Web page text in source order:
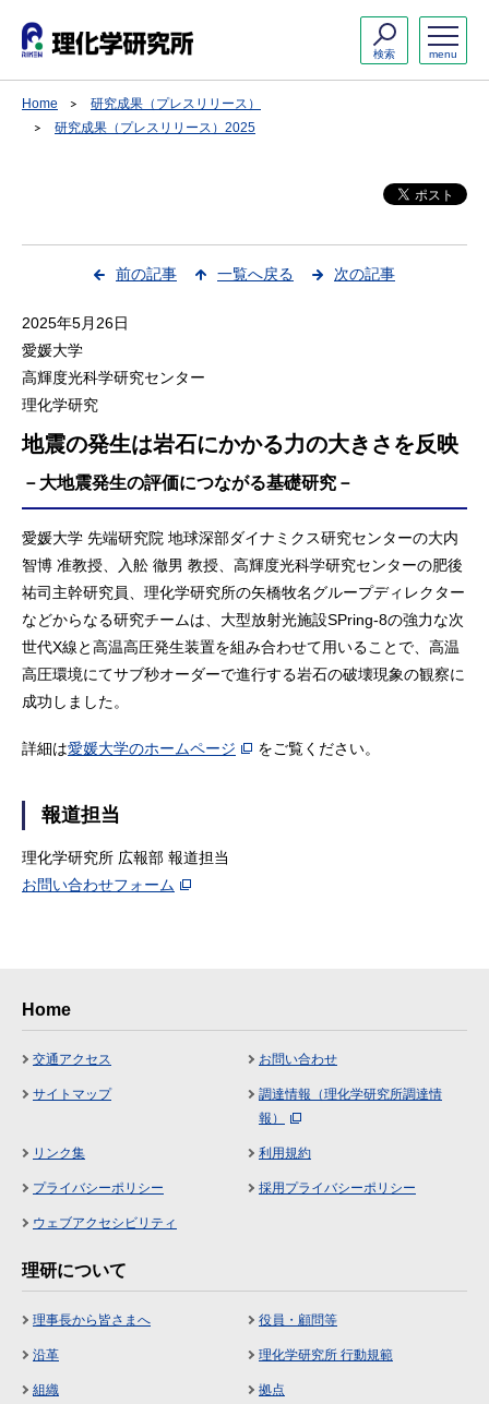
menu
検索
Home
研究成果（プレスリリース）
研究成果（プレスリリース）2025
前の記事 一覧へ戻る 次の記事
2025年5月26日
愛媛大学
高輝度光科学研究センター
理化学研究
地震の発生は岩石にかかる力の大きさを反映
－大地震発生の評価につながる基礎研究－
愛媛大学 先端研究院 地球深部ダイナミクス研究センターの大内
智博 准教授、入舩 徹男 教授、高輝度光科学研究センターの肥後
祐司主幹研究員、理化学研究所の矢橋牧名グループディレクター
などからなる研究チームは、大型放射光施設SPring-8の強力な次
世代X線と高温高圧発生装置を組み合わせて用いることで、高温
高圧環境にてサブ秒オーダーで進行する岩石の破壊現象の観察に
成功しました。
詳細は愛媛大学のホームページ をご覧ください。
報道担当
理化学研究所 広報部 報道担当
お問い合わせフォーム
Home
交通アクセス お問い合わせ
サイトマップ
調達情報（理化学研究所調達情
報）
リンク集 利用規約
プライバシーポリシー 採用プライバシーポリシー
ウェブアクセシビリティ
理研について
理事長から皆さまへ 役員・顧問等
沿革 理化学研究所 行動規範
組織 拠点